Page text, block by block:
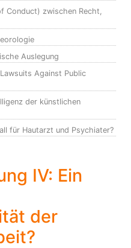
Conduct) zwischen Recht,
Auslegung
Against Public
der künstlichen
für Hautarzt und Psychiater?
IV: Ein
der